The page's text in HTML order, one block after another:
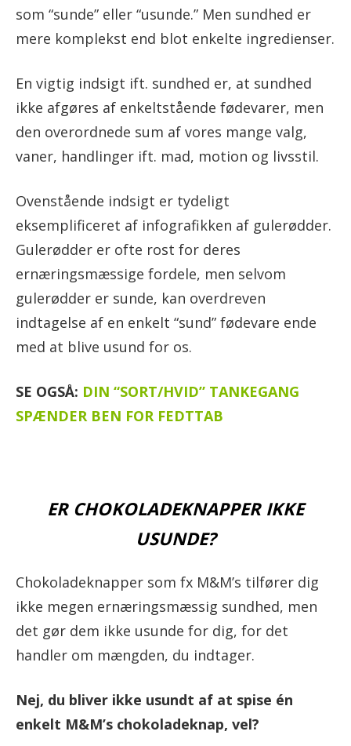
som “sunde” eller “usunde.” Men sundhed er
mere komplekst end blot enkelte ingredienser.
En vigtig indsigt ift. sundhed er, at sundhed
ikke afgøres af enkeltstående fødevarer, men
den overordnede sum af vores mange valg,
vaner, handlinger ift. mad, motion og livsstil.
Ovenstående indsigt er tydeligt
eksemplificeret af infografikken af gulerødder.
Gulerødder er ofte rost for deres
ernæringsmæssige fordele, men selvom
gulerødder er sunde, kan overdreven
indtagelse af en enkelt “sund” fødevare ende
med at blive usund for os.
SE OGSÅ: DIN “SORT/HVID” TANKEGANG
SPÆNDER BEN FOR FEDTTAB
ER CHOKOLADEKNAPPER IKKE
USUNDE?
Chokoladeknapper som fx M&M’s tilfører dig
ikke megen ernæringsmæssig sundhed, men
det gør dem ikke usunde for dig, for det
handler om mængden, du indtager.
Nej, du bliver ikke usundt af at spise én
enkelt M&M’s chokoladeknap, vel?